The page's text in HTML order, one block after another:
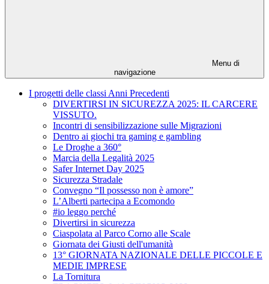
Menu di
navigazione
I progetti delle classi Anni Precedenti
DIVERTIRSI IN SICUREZZA 2025: IL CARCERE
VISSUTO.
Incontri di sensibilizzazione sulle Migrazioni
Dentro ai giochi tra gaming e gambling
Le Droghe a 360°
Marcia della Legalità 2025
Safer Internet Day 2025
Sicurezza Stradale
Convegno “Il possesso non è amore”
L’Alberti partecipa a Ecomondo
#io leggo perché
Divertirsi in sicurezza
Ciaspolata al Parco Corno alle Scale
Giornata dei Giusti dell'umanità
13° GIORNATA NAZIONALE DELLE PICCOLE E
MEDIE IMPRESE
La Tornitura